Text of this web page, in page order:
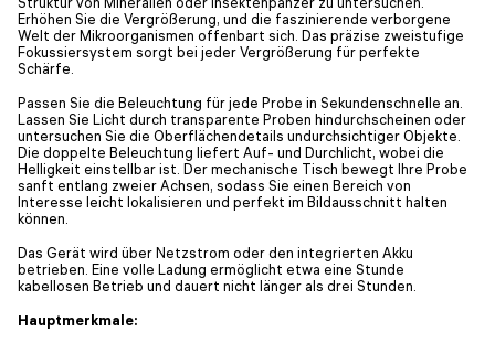
Erhöhen Sie die Vergrößerung, und die faszinierende verborgene
Welt der Mikroorganismen offenbart sich. Das präzise zweistufige
Fokussiersystem sorgt bei jeder Vergrößerung für perfekte
Schärfe.
Passen Sie die Beleuchtung für jede Probe in Sekundenschnelle an.
Lassen Sie Licht durch transparente Proben hindurchscheinen oder
untersuchen Sie die Oberflächendetails undurchsichtiger Objekte.
Die doppelte Beleuchtung liefert Auf- und Durchlicht, wobei die
Helligkeit einstellbar ist. Der mechanische Tisch bewegt Ihre Probe
sanft entlang zweier Achsen, sodass Sie einen Bereich von
Interesse leicht lokalisieren und perfekt im Bildausschnitt halten
können.
Das Gerät wird über Netzstrom oder den integrierten Akku
betrieben. Eine volle Ladung ermöglicht etwa eine Stunde
kabellosen Betrieb und dauert nicht länger als drei Stunden.
Hauptmerkmale: